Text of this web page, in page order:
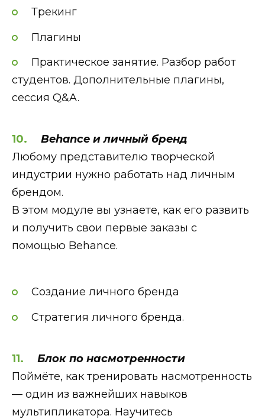
Трекинг
Плагины
Практическое занятие. Разбор работ
студентов. Дополнительные плагины,
сессия Q&A.
Behance и личный бренд
Любому представителю творческой
индустрии нужно работать над личным
брендом.
В этом модуле вы узнаете, как его развить
и получить свои первые заказы с
помощью Behance.
Создание личного бренда
Стратегия личного бренда.
Блок по насмотренности
Поймёте, как тренировать насмотренность
— один из важнейших навыков
мультипликатора. Научитесь